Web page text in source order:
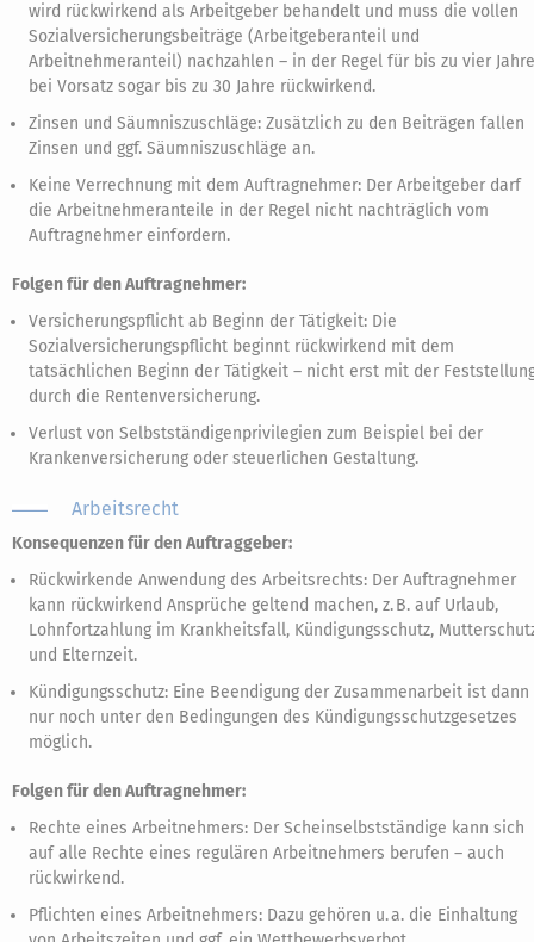
wird rückwirkend als Arbeitgeber behandelt und muss die vollen
Sozialversicherungsbeiträge (Arbeitgeberanteil und
Arbeitnehmeranteil) nachzahlen – in der Regel für bis zu vier
bei Vorsatz sogar bis zu 30 Jahre rückwirkend.
Zinsen und Säumniszuschläge: Zusätzlich zu den Beiträgen fallen
Zinsen und ggf. Säumniszuschläge an.
Keine Verrechnung mit dem Auftragnehmer: Der Arbeitgeber darf
die Arbeitnehmeranteile in der Regel nicht nachträglich vom
Auftragnehmer einfordern.
Folgen für den Auftragnehmer:
Versicherungspflicht ab Beginn der Tätigkeit: Die
Sozialversicherungspflicht beginnt rückwirkend mit dem
tatsächlichen Beginn der Tätigkeit – nicht erst mit der
durch die Rentenversicherung.
Verlust von Selbstständigenprivilegien zum Beispiel bei der
Krankenversicherung oder steuerlichen Gestaltung.
Arbeitsrecht
Konsequenzen für den Auftraggeber:
Rückwirkende Anwendung des Arbeitsrechts: Der Auftragnehmer
kann rückwirkend Ansprüche geltend machen, z. B. auf Urlaub,
Lohnfortzahlung im Krankheitsfall, Kündigungsschutz,
und Elternzeit.
Kündigungsschutz: Eine Beendigung der Zusammenarbeit ist dann
nur noch unter den Bedingungen des Kündigungsschutzgesetzes
möglich.
Folgen für den Auftragnehmer:
Rechte eines Arbeitnehmers: Der Scheinselbstständige kann sich
auf alle Rechte eines regulären Arbeitnehmers berufen – auch
rückwirkend.
Pflichten eines Arbeitnehmers: Dazu gehören u. a. die Einhaltung